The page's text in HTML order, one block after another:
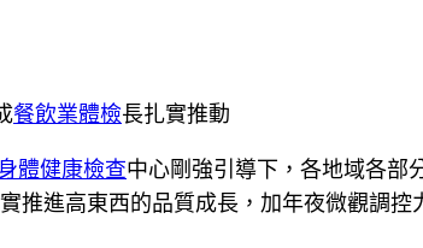
餐飲業體檢長扎實推動
體健康檢查中心剛強引導下，各地域各部
推進高東西的品質成長，加年夜微觀調